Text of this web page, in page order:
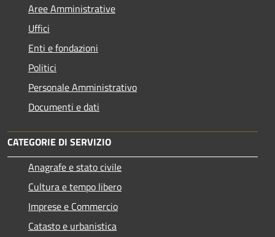
Aree Amministrative
Uffici
Enti e fondazioni
Politici
Personale Amministrativo
Documenti e dati
CATEGORIE DI SERVIZIO
Anagrafe e stato civile
Cultura e tempo libero
Imprese e Commercio
Catasto e urbanistica